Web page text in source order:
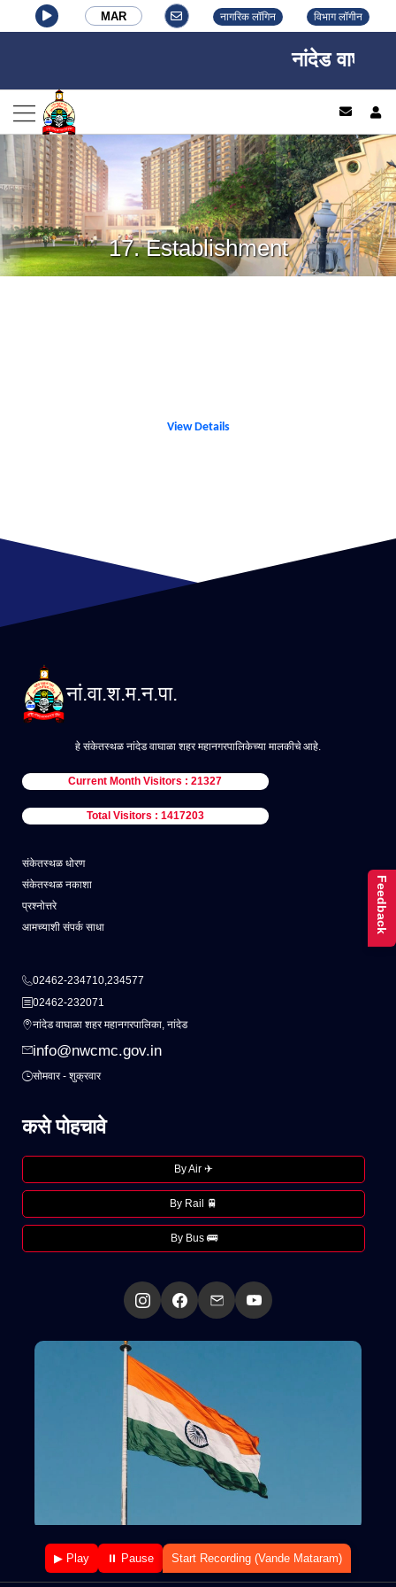
MAR नागरिक लॉगिन विभाग लॉगीन
नांदेड वाघाळा
17. Establishment
View Details
नां.वा.श.म.न.पा.
हे संकेतस्थळ नांदेड वाघाळा शहर महानगरपालिकेच्या मालकीचे आहे.
Current Month Visitors : 21327
Total Visitors : 1417203
संकेतस्थळ धोरण
संकेतस्थळ नकाशा
प्रश्नोत्तरे
आमच्याशी संपर्क साधा
02462-234710,234577
02462-232071
नांदेड वाघाळा शहर महानगरपालिका, नांदेड
info@nwcmc.gov.in
सोमवार - शुक्रवार
कसे पोहचावे
By Air ✈
By Rail 🚆
By Bus 🚌
▶ Play ⏸ Pause Start Recording (Vande Mataram)
Feedback